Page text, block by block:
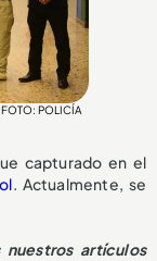
POLICÍA
capturado en el
. Actualmente, se
artículos